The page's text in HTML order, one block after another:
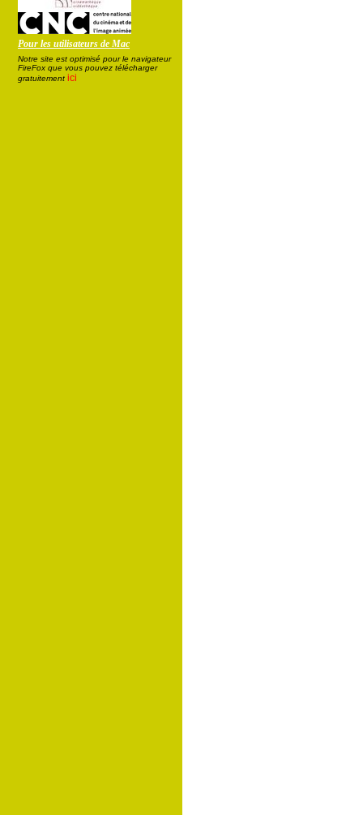
Pour les utilisateurs de Mac
Notre site est optimisé pour le navigateur
FireFox que vous pouvez télécharger
gratuitement ici